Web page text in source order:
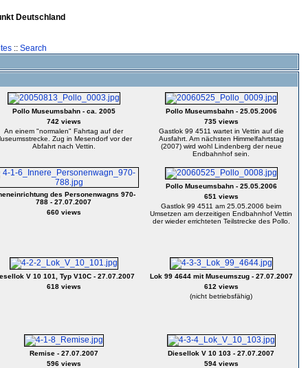
Deutschland
:: Search
Pollo Museumsbahn - ca. 2005
742 views
An einem "normalen" Fahrtag auf der
Zug in Mesendorf vor der
Abfahrt nach Vettin.
Pollo Museumsbahn - 25.05.2006
735 views
Gastlok 99 4511 wartet in Vettin auf die
Ausfahrt. Am nächsten Himmelfahrtstag
(2007) wird wohl Lindenberg der neue
Endbahnhof sein.
des Personenwagns 970-
788 - 27.07.2007
660 views
Pollo Museumsbahn - 25.05.2006
651 views
Gastlok 99 4511 am 25.05.2006 beim
Umsetzen am derzeitigen Endbahnhof Vettin
der wieder errichteten Teilstrecke des Pollo.
V 10 101, Typ V10C - 27.07.2007
618 views
Lok 99 4644 mit Museumszug - 27.07.2007
612 views
(nicht betriebsfähig)
Remise - 27.07.2007
596 views
Diesellok V 10 103 - 27.07.2007
594 views